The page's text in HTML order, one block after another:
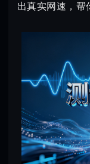
出真实网速，帮